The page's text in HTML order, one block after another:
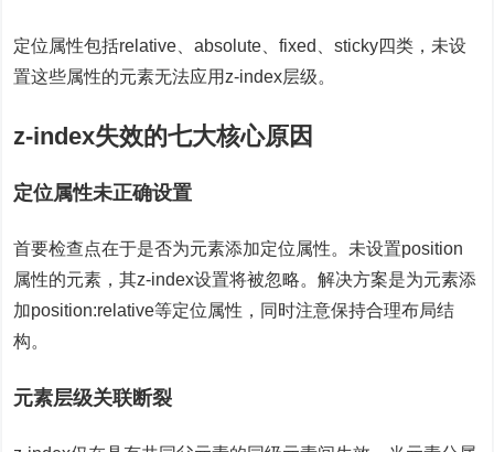
定位属性包括relative、absolute、fixed、sticky四类，未设
置这些属性的元素无法应用z-index层级。
z-index失效的七大核心原因
定位属性未正确设置
首要检查点在于是否为元素添加定位属性。未设置position
属性的元素，其z-index设置将被忽略。解决方案是为元素添
加position:relative等定位属性，同时注意保持合理布局结
构。
元素层级关联断裂